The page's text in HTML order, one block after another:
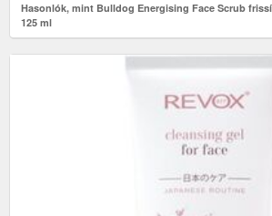
Hasonlók, mint Bulldog Energising Face Scrub
125 ml